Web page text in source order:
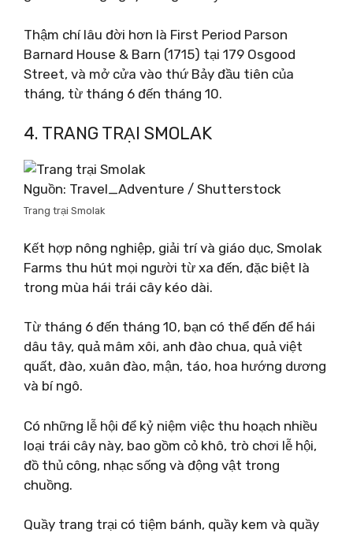
Thậm chí lâu đời hơn là First Period Parson
Barnard House & Barn (1715) tại 179 Osgood
Street, và mở cửa vào thứ Bảy đầu tiên của
tháng, từ tháng 6 đến tháng 10.
4. TRANG TRẠI SMOLAK
Nguồn: Travel_Adventure / Shutterstock
Trang trại Smolak
Kết hợp nông nghiệp, giải trí và giáo dục, Smolak
Farms thu hút mọi người từ xa đến, đặc biệt là
trong mùa hái trái cây kéo dài.
Từ tháng 6 đến tháng 10, bạn có thể đến để hái
dâu tây, quả mâm xôi, anh đào chua, quả việt
quất, đào, xuân đào, mận, táo, hoa hướng dương
và bí ngô.
Có những lễ hội để kỷ niệm việc thu hoạch nhiều
loại trái cây này, bao gồm cỏ khô, trò chơi lễ hội,
đồ thủ công, nhạc sống và động vật trong
chuồng.
Quầy trang trại có tiệm bánh, quầy kem và quầy